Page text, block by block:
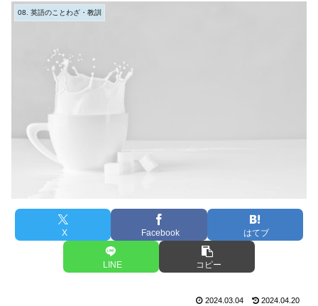
08. 英語のことわざ・教訓
X Facebook はてブ
LINE コピー
2024.03.04 2024.04.20